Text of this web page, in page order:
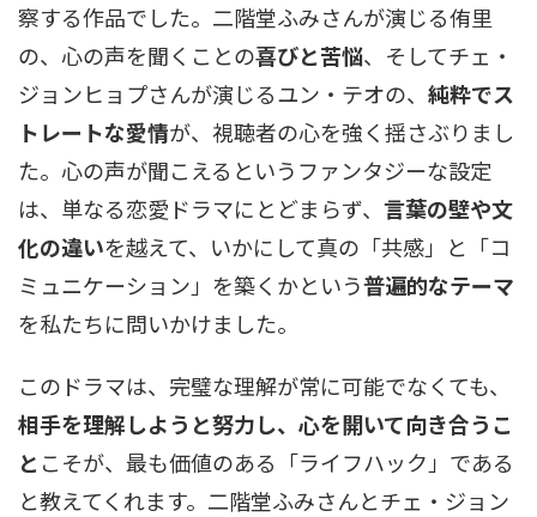
察する作品でした。二階堂ふみさんが演じる侑里
の、心の声を聞くことの喜びと苦悩、そしてチェ・
ジョンヒョプさんが演じるユン・テオの、 純粋でス
トレートな愛情が、視聴者の心を強く揺さぶりまし
た。心の声が聞こえるというファンタジーな設定
は、単なる恋愛ドラマにとどまらず、 言葉の壁や文
化の違いを越えて、いかにして真の「共感」と「コ
ミュニケーション」を築くかという普遍的なテーマ
を私たちに問いかけました。
このドラマは、完璧な理解が常に可能でなくても、
相手を理解しようと努力し、心を開いて向き合うこ
と こそが、最も価値のある「ライフハック」である
と教えてくれます。二階堂ふみさんとチェ・ジョン